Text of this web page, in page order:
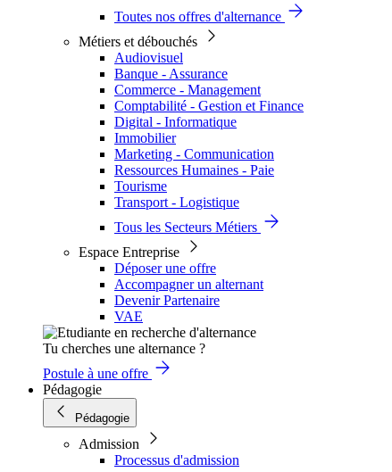
Toutes nos offres d'alternance
Métiers et débouchés
Audiovisuel
Banque - Assurance
Commerce - Management
Comptabilité - Gestion et Finance
Digital - Informatique
Immobilier
Marketing - Communication
Ressources Humaines - Paie
Tourisme
Transport - Logistique
Tous les Secteurs Métiers
Espace Entreprise
Déposer une offre
Accompagner un alternant
Devenir Partenaire
VAE
Tu cherches une alternance ?
Postule à une offre
Pédagogie
Pédagogie
Admission
Processus d'admission